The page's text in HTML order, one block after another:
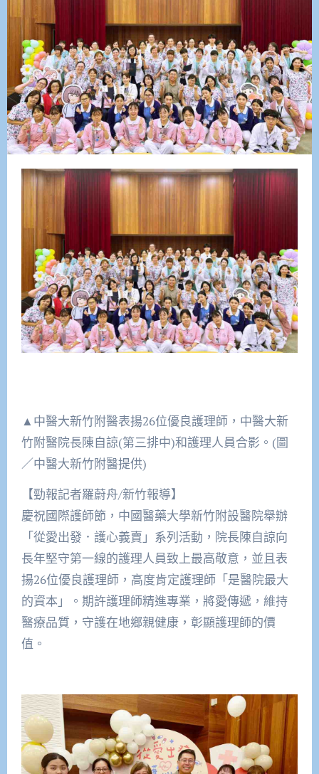
▲中醫大新竹附醫表揚26位優良護理師，中醫大新
竹附醫院長陳自諒(第三排中)和護理人員合影。(圖
／中醫大新竹附醫提供)
【勁報記者羅蔚舟/新竹報導】
慶祝國際護師節，中國醫藥大學新竹附設醫院舉辦
「從愛出發．護心義賣」系列活動，院長陳自諒向
長年堅守第一線的護理人員致上最高敬意，並且表
揚26位優良護理師，高度肯定護理師「是醫院最大
的資本」。期許護理師精進專業，將愛傳遞，維持
醫療品質，守護在地鄉親健康，彰顯護理師的價
值。